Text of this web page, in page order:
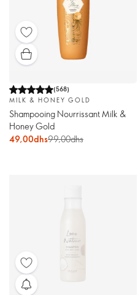
(568)
MILK & HONEY GOLD
Shampooing Nourrissant Milk &
Honey Gold
49,00dhs99,00dhs